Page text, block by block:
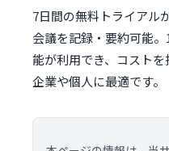
7日間の無料トライアル
会議を記録・要約可能
能が利用でき、コスト
企業や個人に最適です。